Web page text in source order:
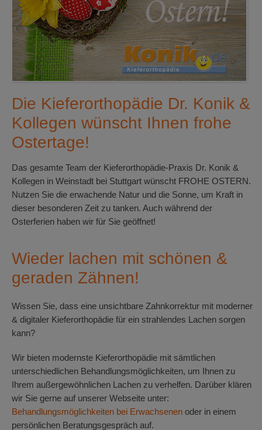
Die Kieferorthopädie Dr. Konik &
Kollegen wünscht Ihnen frohe
Ostertage!
Das gesamte Team der Kieferorthopädie-Praxis Dr. Konik &
Kollegen in Weinstadt bei Stuttgart wünscht FROHE OSTERN.
Nutzen Sie die erwachende Natur und die Sonne, um Kraft in
dieser besonderen Zeit zu tanken. Auch während der
Osterferien haben wir für Sie geöffnet!
Wieder lachen mit schönen &
geraden Zähnen!
Wissen Sie, dass eine unsichtbare Zahnkorrektur mit moderner
& digitaler Kieferorthopädie für ein strahlendes Lachen sorgen
kann?
Wir bieten modernste Kieferorthopädie mit sämtlichen
unterschiedlichen Behandlungsmöglichkeiten, um Ihnen zu
Ihrem außergewöhnlichen Lachen zu verhelfen. Darüber klären
wir Sie gerne auf unserer Webseite unter:
Behandlungsmöglichkeiten bei Erwachsenen oder in einem
persönlichen Beratungsgespräch auf.